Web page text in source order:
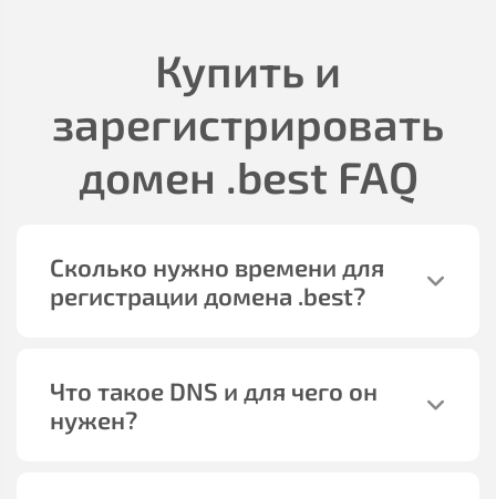
Купить и
зарегистрировать
домен .best FAQ
Сколько нужно времени для
регистрации домена .best?
Что такое DNS и для чего он
нужен?